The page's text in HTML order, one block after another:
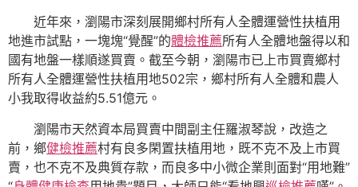
近年來，瀏陽市深刻展開鄉村所有人全體運營性扶植用
地進市試點，一塊塊“覺醒”的體檢推薦所有人全體地盤得以和
國有地盤一樣順遂買賣。截至今朝，瀏陽市已上市買賣鄉村
所有人全體運營性扶植用地502宗，鄉村所有人全體和農人
小我取得收益約5.51億元。
瀏陽市天然資本局買賣中間副主任羅淑琴說，改造之
前，鄉健檢推薦村有良多閑置扶植用地，既不克不及上市買
賣，也不克不及典質存款，而良多中小微企業則面對“用地難”